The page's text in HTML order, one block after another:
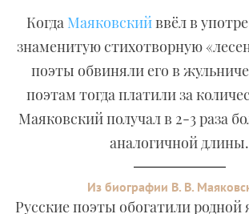
Когда Маяковскийввёл в
знаменитую стихотворную
поэты обвиняли его в
поэтам тогда платили за
Маяковский получал в 2-3 раза
аналогичной длины.
Из биографии В. В.
Русские поэты обогатили